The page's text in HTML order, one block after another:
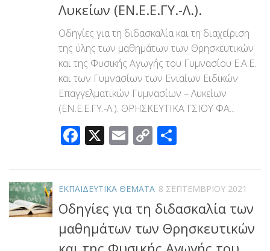
Λυκείων (ΕΝ.Ε.Ε.ΓΥ.-Λ.).
Οδηγίες για τη διδασκαλία και τη διαχείριση
της ύλης των μαθημάτων των Θρησκευτικών
και της Φυσικής Αγωγής του Γυμνασίου Ε.Α.Ε.
και των Γυμνασίων των Ενιαίων Ειδικών
Επαγγελματικών Γυμνασίων – Λυκείων
(ΕΝ.Ε.Ε.ΓΥ.-Λ.). ΘΡΗΣΚΕΥΤΙΚΑ ΓΣΙΟΥ ΦΑ...
Facebook
X Email
Copy
ΕΚΠΑΙΔΕΥΤΙΚΑ ΘΕΜΑΤΑ 8 ΣΕΠΤΕΜΒΡΊΟΥ 2021
Οδηγίες για τη διδασκαλία των
μαθημάτων των Θρησκευτικών